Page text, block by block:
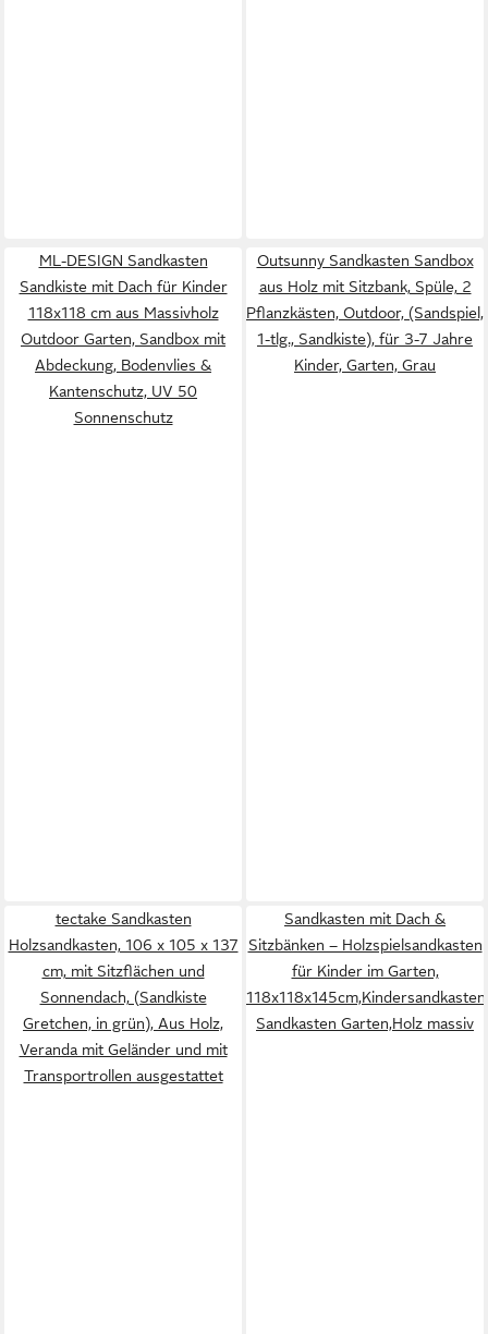
ML-DESIGN Sandkasten
Sandkiste mit Dach für Kinder
118x118 cm aus Massivholz
Outdoor Garten, Sandbox mit
Abdeckung, Bodenvlies &
Kantenschutz, UV 50
Sonnenschutz
Outsunny Sandkasten Sandbox
aus Holz mit Sitzbank, Spüle, 2
Pflanzkästen, Outdoor, (Sandspiel,
1-tlg., Sandkiste), für 3-7 Jahre
Kinder, Garten, Grau
tectake Sandkasten
Holzsandkasten, 106 x 105 x 137
cm, mit Sitzflächen und
Sonnendach, (Sandkiste
Gretchen, in grün), Aus Holz,
Veranda mit Geländer und mit
Transportrollen ausgestattet
Sandkasten mit Dach &
Sitzbänken – Holzspielsandkasten
für Kinder im Garten,
118x118x145cm,Kindersandkasten,
Sandkasten Garten,Holz massiv